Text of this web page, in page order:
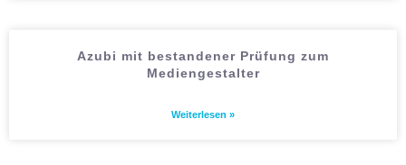
Azubi mit bestandener Prüfung zum
Mediengestalter
Weiterlesen »